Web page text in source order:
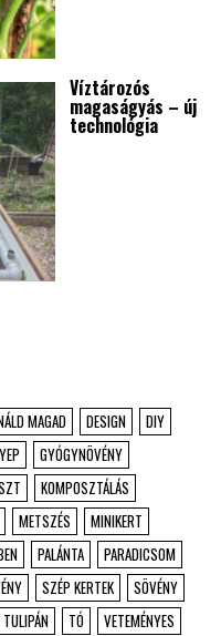
Víztározós
magaságyás – új
technológia
MAGAD DESIGN
DIY
GYÓGYNÖVÉNY
KOMPOSZTÁLÁS
METSZÉS
MINIKERT
PALÁNTA
PARADICSOM
SZÉP KERTEK
SÖVÉNY
TULIPÁN TÓ
VETEMÉNYES